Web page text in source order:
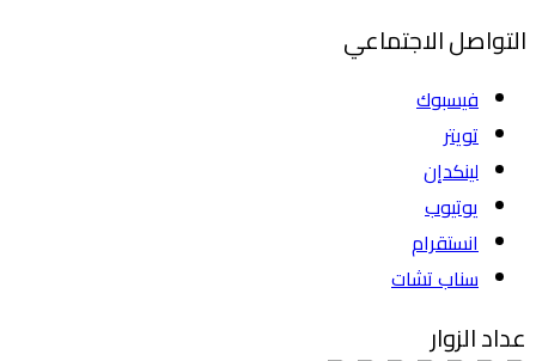
التواصل الاجتماعي
فيسبوك
تويتر
لينكدإن
يوتيوب
انستقرام
سناب تشات
عداد الزوار